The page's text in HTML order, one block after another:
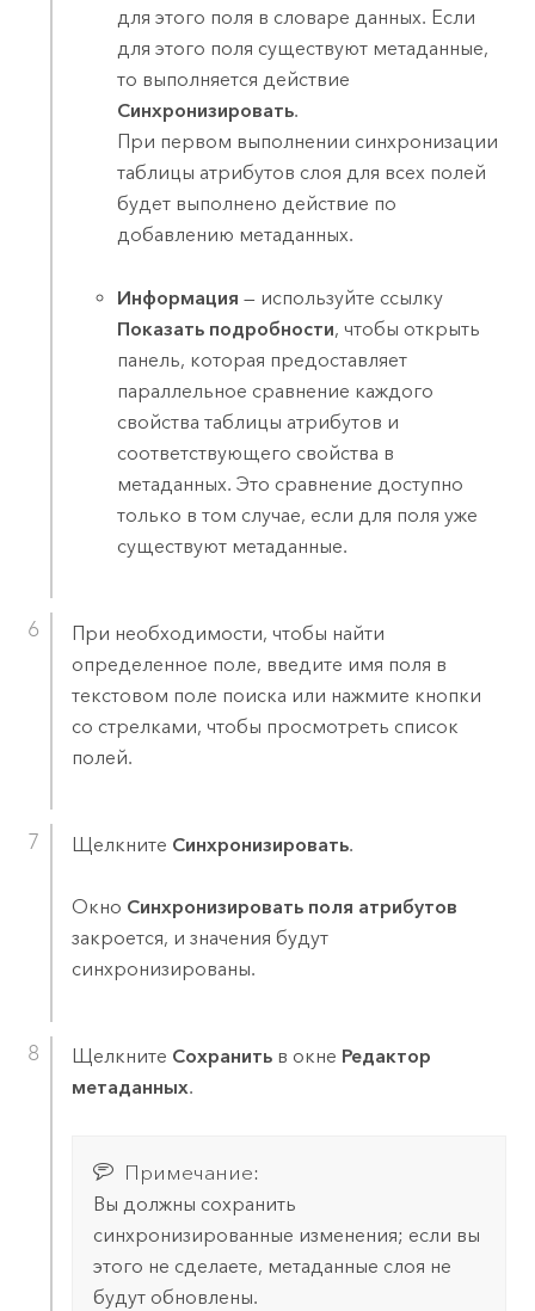
для этого поля в словаре данных. Если
для этого поля существуют метаданные,
то выполняется действие
Синхронизировать.
При первом выполнении синхронизации
таблицы атрибутов слоя для всех полей
будет выполнено действие по
добавлению метаданных.
Информация — используйте ссылку
Показать подробности, чтобы открыть
панель, которая предоставляет
параллельное сравнение каждого
свойства таблицы атрибутов и
соответствующего свойства в
метаданных. Это сравнение доступно
только в том случае, если для поля уже
существуют метаданные.
При необходимости, чтобы найти
определенное поле, введите имя поля в
текстовом поле поиска или нажмите кнопки
со стрелками, чтобы просмотреть список
полей.
Щелкните Синхронизировать.
Окно Синхронизировать поля атрибутов
закроется, и значения будут
синхронизированы.
Щелкните Сохранитьв окне Редактор
метаданных.
Примечание:
Вы должны сохранить
синхронизированные изменения; если вы
этого не сделаете, метаданные слоя не
будут обновлены.